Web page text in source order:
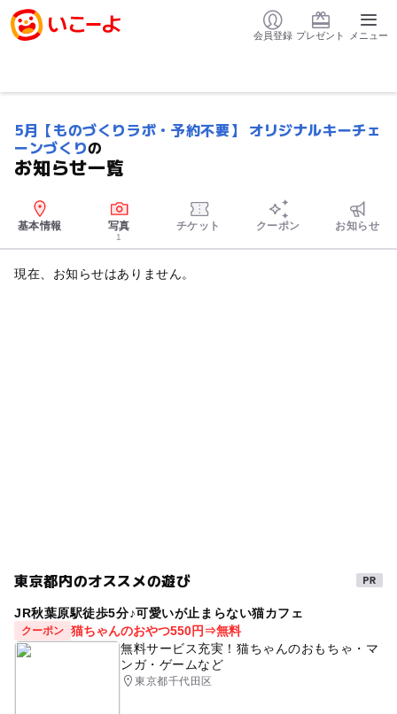
会員登録 プレゼント メニュー
5月【ものづくりラボ・予約不要】 オリジナルキーチェ
ーンづくりの
お知らせ一覧
基本情報 写真
1
チケット クーポン お知らせ
現在、お知らせはありません。
東京都内のオススメの遊び
JR秋葉原駅徒歩5分♪可愛いが止まらない猫カフェ
クーポン 猫ちゃんのおやつ550円⇒無料
無料サービス充実！猫ちゃんのおもちゃ・マ
ンガ・ゲームなど
東京都千代田区